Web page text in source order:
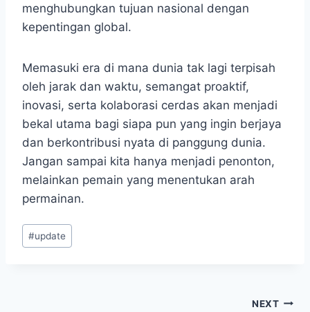
menghubungkan tujuan nasional dengan
kepentingan global.
Memasuki era di mana dunia tak lagi terpisah
oleh jarak dan waktu, semangat proaktif,
inovasi, serta kolaborasi cerdas akan menjadi
bekal utama bagi siapa pun yang ingin berjaya
dan berkontribusi nyata di panggung dunia.
Jangan sampai kita hanya menjadi penonton,
melainkan pemain yang menentukan arah
permainan.
Post
Tags:
#update
NEXT